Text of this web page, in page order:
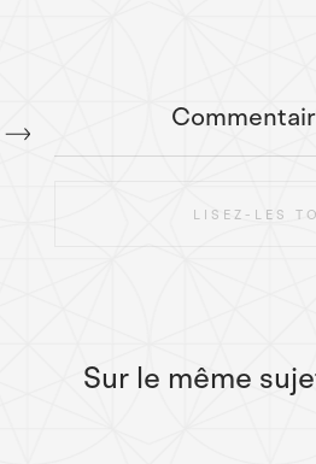
LISEZ-LES
Sur le même